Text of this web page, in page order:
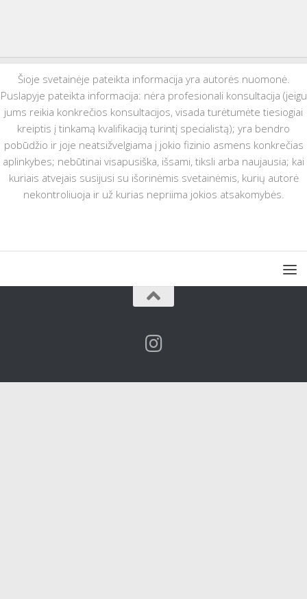
Šioje svetainėje pateikta informacija yra autorės nuomonė.
Puslapyje pateikta informacija: nėra profesionali konsultacija (jeigu
jums reikia konkrečios konsultacijos, visada turėtumėte tiesiogiai
kreiptis į tinkamą kvalifikaciją turintį specialistą); yra bendro
pobūdžio ir joje neatsižvelgiama į jokio fizinio asmens konkrečias
aplinkybes; nebūtinai visapusiška, išsami, tiksli arba naujausia; kai
kuriais atvejais susijusi su išorinėmis svetainėmis, kurių autorė
nekontroliuoja ir už kurias nepriima jokios atsakomybės.